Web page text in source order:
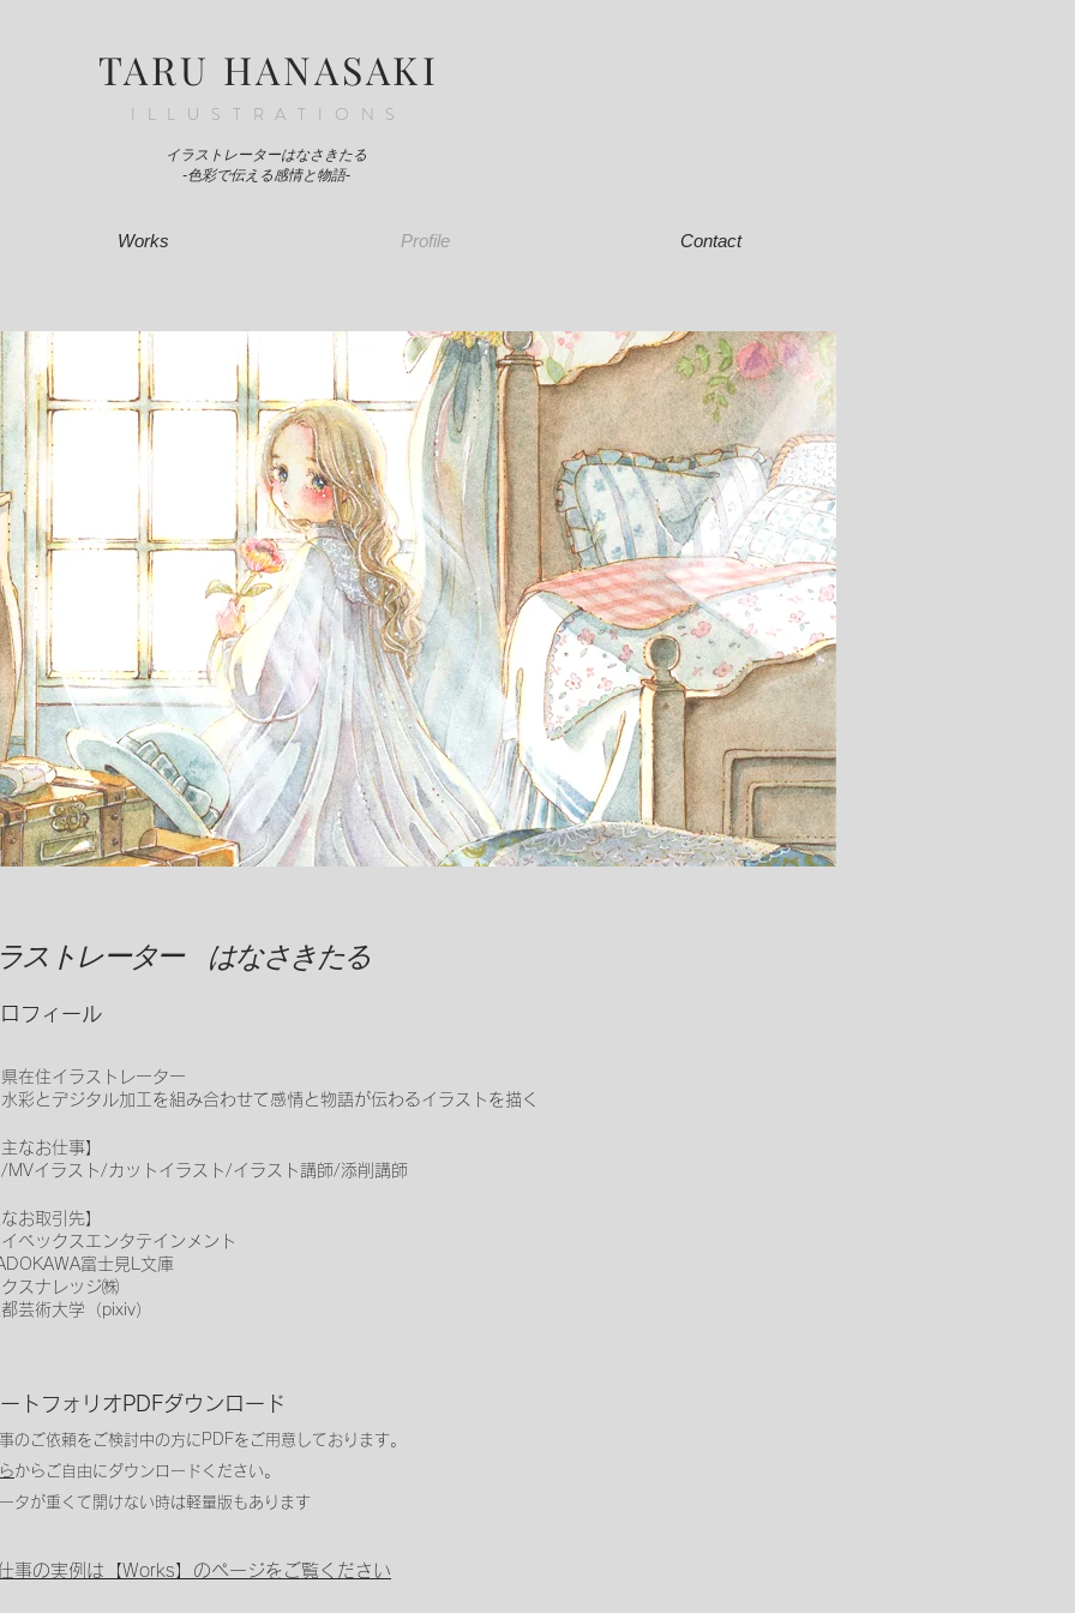
TARU HANASAKI
ILLUSTRATIONS
イラストレーターはなさきたる
-色彩で伝える感情と物語-
Works Profile Contact
ストレーター はなさきたる
フィール
在住イラストレーター
彩とデジタル加工を組み合わせて 感情と物語が伝わるイラストを描く
なお仕事】
MVイラスト/カットイラスト/イラスト講師/添削講師
お取引先】
ベッ クスエンタテインメント
富士見L文庫
スナレッジ㈱
芸術大学（pixiv）
トフォリオ PD Fダウンロード
のご依頼をご検討中の方にPDFをご用意しております。
からご自由にダウンロードください。
タが重くて開けない時は軽量版もあります
事の実例は【Works】のページをご覧ください